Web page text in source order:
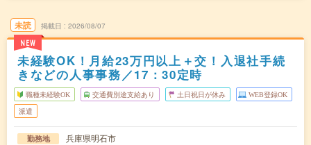
未読
NEW
掲載日 2026/08/07
未経験OK！月給23万円以上＋交！入退社手続
きなどの人事事務／17：30定時
職種未経験OK 交通費別途支給あり 土日祝日が休み WEB登録OK
派遣
勤務地
兵庫県明石市